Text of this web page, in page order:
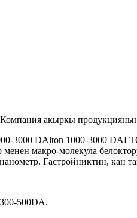
акыркы
3000 DAlton 1000-3000
макро-молекула
Гастройниктин, кан
500DA.